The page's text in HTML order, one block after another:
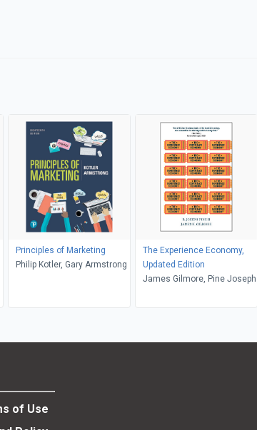
Principles of Marketing
Philip Kotler, Gary Armstrong
The Experience Economy,
Updated Edition
James Gilmore, Pine Joseph
of Use